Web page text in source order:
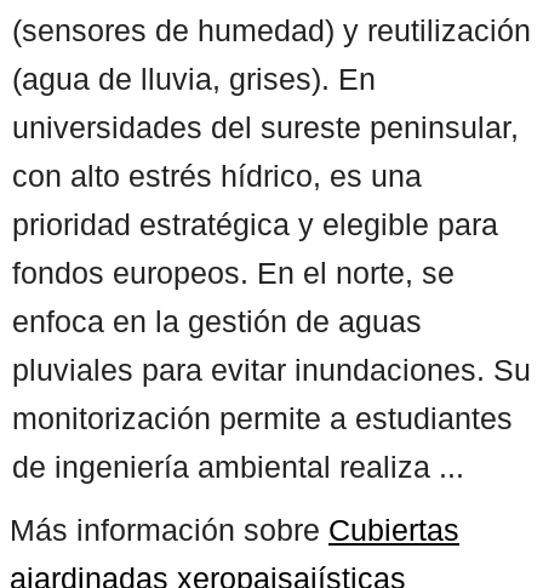
(sensores de humedad) y reutilización
(agua de lluvia, grises). En
universidades del sureste peninsular,
con alto estrés hídrico, es una
prioridad estratégica y elegible para
fondos europeos. En el norte, se
enfoca en la gestión de aguas
pluviales para evitar inundaciones. Su
monitorización permite a estudiantes
de ingeniería ambiental realiza ...
Más información sobre Cubiertas
ajardinadas xeropaisajísticas